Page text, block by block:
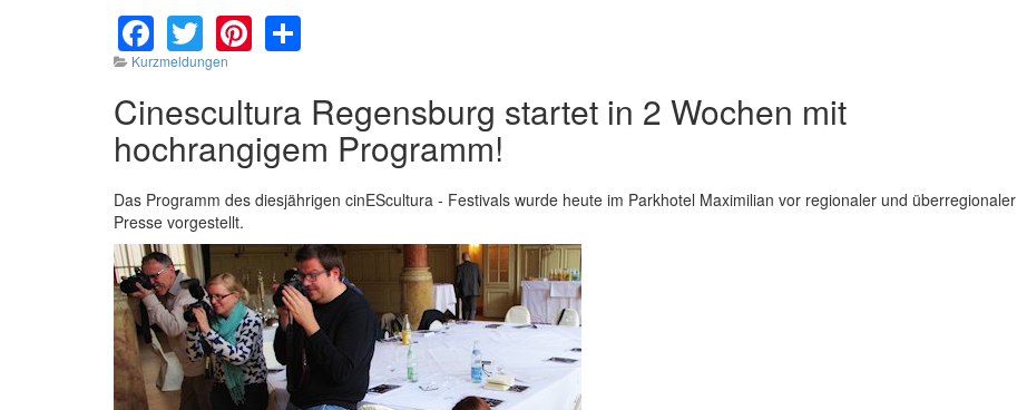
Facebook
TwitterPinterest
Kurzmeldungen
Cinescultura Regensburg startet in 2 Wochen mit
hochrangigem Programm!
Das Programm des diesjährigen cinEScultura - Festivals wurde heute im Parkhotel Maximilian vor regionaler und überregionaler
Presse vorgestellt.